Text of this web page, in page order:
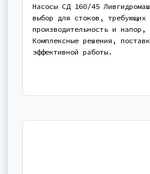
Насосы СД 160/45
выбор для стоков, требующих
производительность и
Комплексные решения,
эффективной работы.